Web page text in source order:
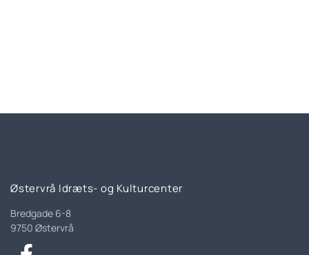
Østervrå Idræts- og Kulturcenter
Bredgade 6-8
9750 Østervrå